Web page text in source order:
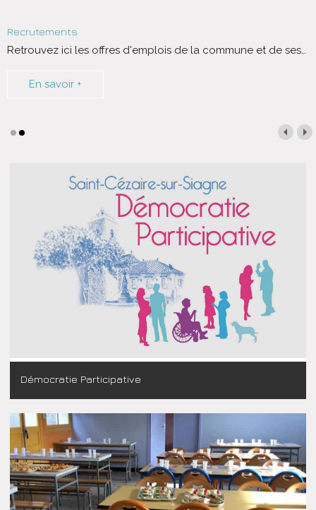
Recrutements
Retrouvez ici les offres d'emplois de la commune et de ses…
En savoir +
Démocratie Participative